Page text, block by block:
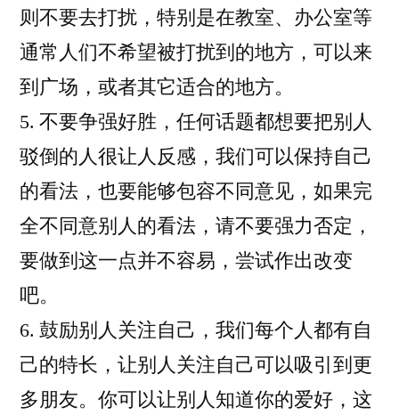
则不要去打扰，特别是在教室、办公室等
通常人们不希望被打扰到的地方，可以来
到广场，或者其它适合的地方。
5. 不要争强好胜，任何话题都想要把别人
驳倒的人很让人反感，我们可以保持自己
的看法，也要能够包容不同意见，如果完
全不同意别人的看法，请不要强力否定，
要做到这一点并不容易，尝试作出改变
吧。
6. 鼓励别人关注自己，我们每个人都有自
己的特长，让别人关注自己可以吸引到更
多朋友。你可以让别人知道你的爱好，这